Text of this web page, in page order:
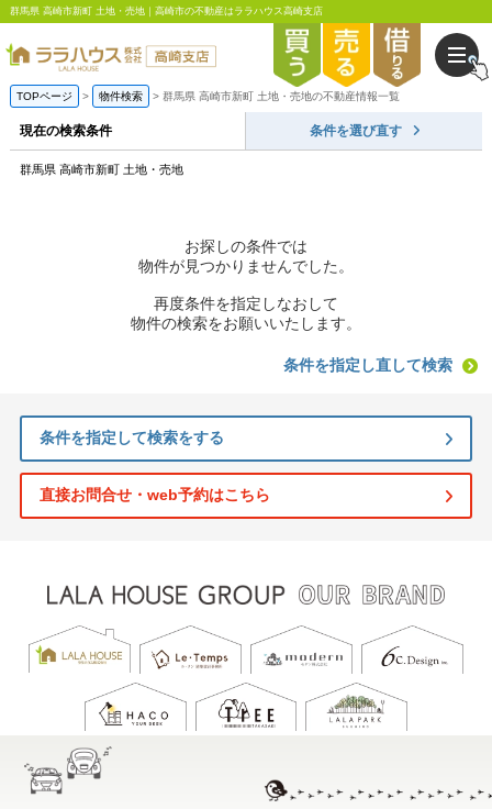
群馬県 高崎市新町 土地・売地｜高崎市の不動産はララハウス高崎支店
TOPページ 物件検索 群馬県 高崎市新町 土地・売地の不動産情報一覧
現在の検索条件 条件を選び直す
群馬県 高崎市新町 土地・売地
お探しの条件では
物件が見つかりませんでした。
再度条件を指定しなおして
物件の検索をお願いいたします。
条件を指定し直して検索
条件を指定して検索をする
直接お問合せ・web予約はこちら